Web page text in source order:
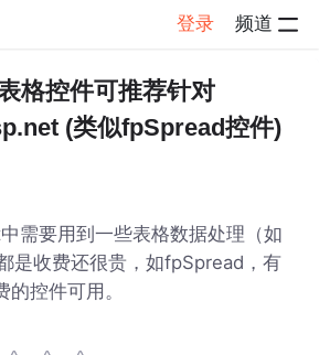
登录 频道
帖子详情
格控件可推荐针对
(类似fpSpread控件)
需要用到一些表格数据处理（如
是收费还很贵，如fpSpread，有
控件可用。